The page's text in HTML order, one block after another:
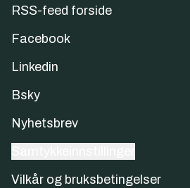
RSS-feed forside
Facebook
Linkedin
Bsky
Nyhetsbrev
Vilkår og bruksbetingelser